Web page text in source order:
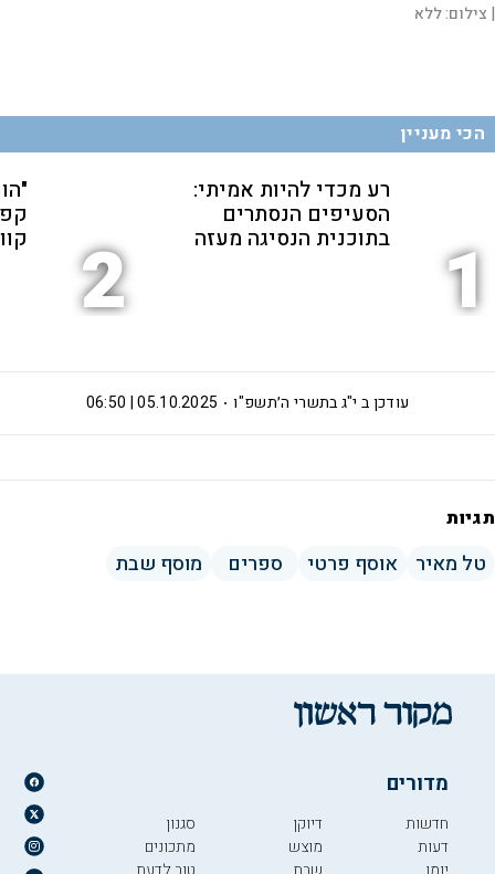
| צילום:ללא
הכי מעניין
1
רע מכדי להיות אמיתי:
הסעיפים הנסתרים
בתוכנית הנסיגה מעזה 2
י"ג בתשרי ה׳תשפ"ו 05.10.2025 | 06:50 עודכן ב
תגיות
טל מאיר אוסף פרטי ספרים מוסף שבת
מדורים
חדשות
דעות
דיוקן
מוצש
סגנון
מתכונים